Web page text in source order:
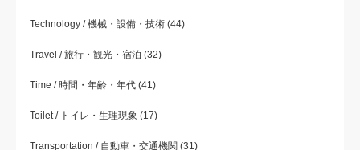
Technology / 機械・設備・技術 (44)
Travel / 旅行・観光・宿泊 (32)
Time / 時間・年齢・年代 (41)
Toilet / トイレ・生理現象 (17)
Transportation / 自動車・交通機関 (31)